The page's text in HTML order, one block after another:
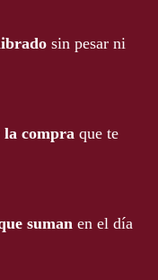
sin pesar ni
la compra que te
suman en el día